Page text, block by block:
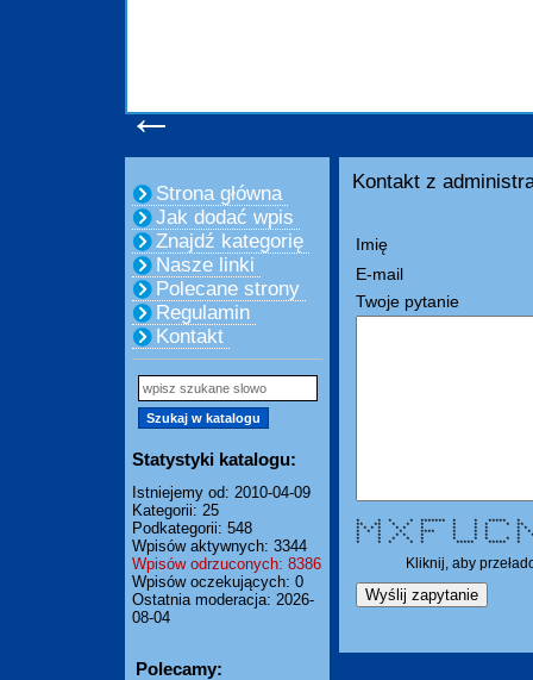
←
Strona główna
Jak dodać wpis
Znajdź kategorię
Nasze linki
Polecane strony
Regulamin
Kontakt
Statystyki katalogu:
Istniejemy od: 2010-04-09
Kategorii: 25
Podkategorii: 548
Wpisów aktywnych: 3344
Wpisów odrzuconych: 8386
Wpisów oczekujących: 0
Ostatnia moderacja: 2026-
08-04
Polecamy:
Kontakt z
Imię
E-mail
Twoje pytanie
* * * * ******* * * ***** *
** ** * * * * * * *
* * * * * * * * * * *
* * * * **** * * * *
* * * * * * * * *
* * * * * * * * * *
* * * * * ***** ***** *
Kliknij, aby